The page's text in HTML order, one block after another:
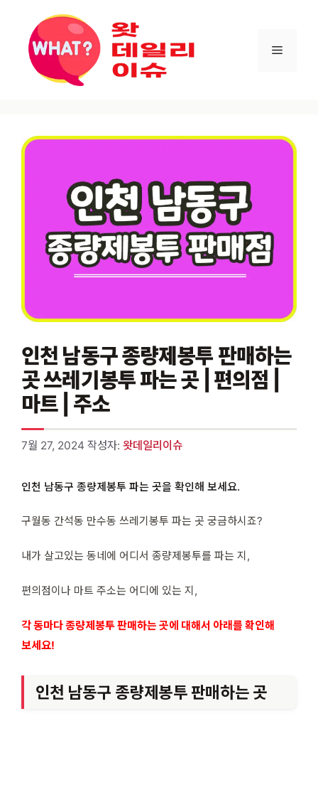
건너뛰기
메뉴
인천 남동구 종량제봉투 판매하는
곳 쓰레기봉투 파는 곳 | 편의점 |
마트 | 주소
7월 27, 2024 작성자: 왓데일리이슈
인천 남동구 종량제봉투 파는 곳을 확인해 보세요.
구월동 간석동 만수동 쓰레기봉투 파는 곳 궁금하시죠?
내가 살고있는 동네에 어디서 종량제봉투를 파는 지,
편의점이나 마트 주소는 어디에 있는 지,
각 동마다 종량제봉투 판매하는 곳에 대해서 아래를 확인해
보세요!
인천 남동구 종량제봉투 판매하는 곳